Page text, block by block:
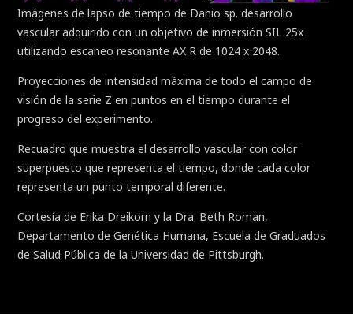
Imágenes de lapso de tiempo de Danio sp. desarrollo
vascular adquirido con un objetivo de inmersión SIL 25x
utilizando escaneo resonante AX R de 1024 x 2048.
Proyecciones de intensidad máxima de todo el campo de
visión de la serie Z en puntos en el tiempo durante el
progreso del experimento.
Recuadro que muestra el desarrollo vascular con color
superpuesto que representa el tiempo, donde cada color
representa un punto temporal diferente.
Cortesía de Erika Dreikorn y la Dra. Beth Roman,
Departamento de Genética Humana, Escuela de Graduados
de Salud Pública de la Universidad de Pittsburgh.